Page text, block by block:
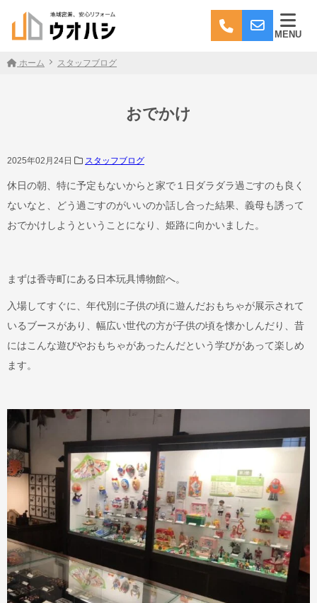
MENU
ホーム スタッフブログ
おでかけ
2025年02月24日 スタッフブログ
休日の朝、特に予定もないからと家で１日ダラダラ過ごすのも良く
ないなと、どう過ごすのがいいのか話し合った結果、義母も誘って
おでかけしようということになり、姫路に向かいました。
まずは香寺町にある日本玩具博物館へ。
入場してすぐに、年代別に子供の頃に遊んだおもちゃが展示されて
いるブースがあり、幅広い世代の方が子供の頃を懐かしんだり、昔
にはこんな遊びやおもちゃがあったんだという学びがあって楽しめ
ます。